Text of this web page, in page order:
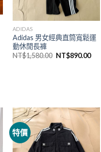
ADIDAS
Adidas 男女經典直筒寬鬆運
動休閒長褲
NT$1,580.00 NT$890.00
特價